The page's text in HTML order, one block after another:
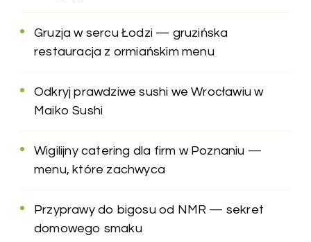
Gruzja w sercu Łodzi — gruzińska
restauracja z ormiańskim menu
Odkryj prawdziwe sushi we Wrocławiu w
Maiko Sushi
Wigilijny catering dla firm w Poznaniu —
menu, które zachwyca
Przyprawy do bigosu od NMR — sekret
domowego smaku